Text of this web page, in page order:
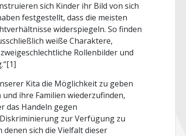
sich Kinder ihr Bild von sich
festgestellt, dass die meisten
widerspiegeln. So finden
weiße Charaktere,
Rollenbilder und
Kita die Möglichkeit zu geben
ihre Familien wiederzufinden,
das Handeln gegen
zur Verfügung zu
sich die Vielfalt dieser